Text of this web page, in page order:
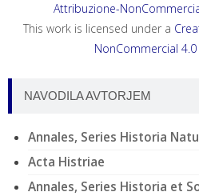
Attribuzione-
This work is licensed under a
NonCommercial
NAVODILA AVTORJEM
Annales, Series Historia
Acta Histriae
Annales, Series Historia et